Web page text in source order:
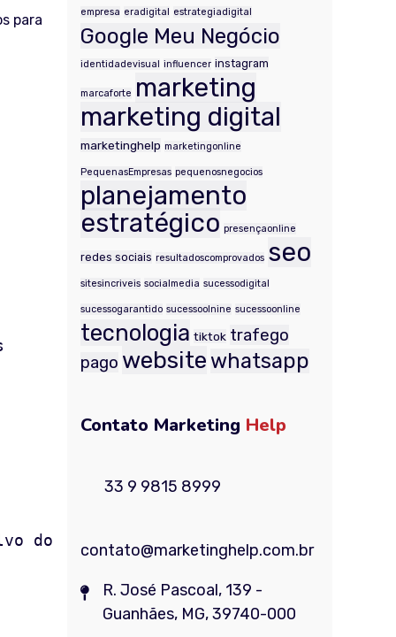
para
do
empresa eradigital estrategiadigital
Google Meu Negócio
identidadevisual influencer instagram
marcaforte marketing
marketing digital
marketinghelp marketingonline
PequenasEmpresas pequenosnegocios
planejamento
estratégico presençaonline
redes sociais resultadoscomprovados seo
sitesincriveis socialmedia sucessodigital
sucessogarantido sucessoolnine sucessoonline
tecnologia tiktok trafego
pago website whatsapp
Contato Marketing Help
33 9 9815 8999
contato@marketinghelp.com.br
R. José Pascoal, 139 -
Guanhães, MG, 39740-000